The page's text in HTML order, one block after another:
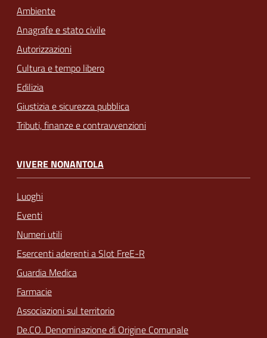
Ambiente
Anagrafe e stato civile
Autorizzazioni
Cultura e tempo libero
Edilizia
Giustizia e sicurezza pubblica
Tributi, finanze e contravvenzioni
VIVERE NONANTOLA
Luoghi
Eventi
Numeri utili
Esercenti aderenti a Slot FreE-R
Guardia Medica
Farmacie
Associazioni sul territorio
De.CO. Denominazione di Origine Comunale